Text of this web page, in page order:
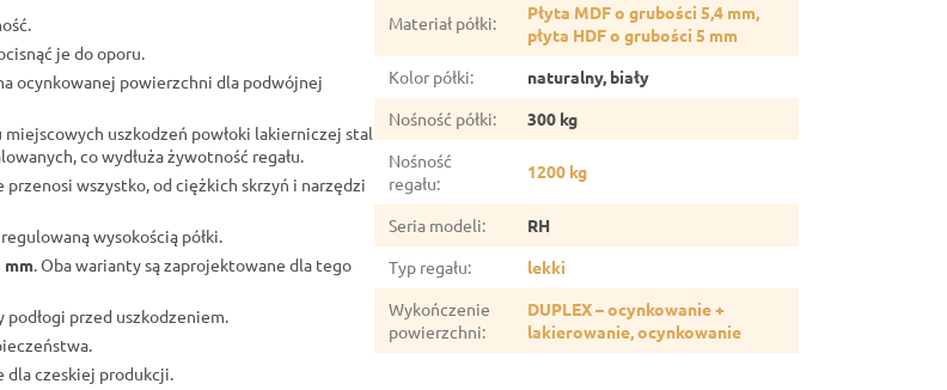
je do oporu.
ocynkowanej powierzchni dla podwójnej
uszkodzeń powłoki lakierniczej stal
co wydłuża żywotność regału.
przenosi wszystko, od ciężkich skrzyń i narzędzi
wysokością półki.
mm. Oba warianty są zaprojektowane dla tego
podłogi przed uszkodzeniem.
dla czeskiej produkcji.
Materiał półki:
Płyta MDF o grubości 5,4 mm,
płyta HDF o grubości 5 mm
Kolor półki:
naturalny, biały
Nośność półki:
300 kg
Nośność
regału:
1200 kg
Seria modeli:
RH
Typ regału:
lekki
Wykończenie
powierzchni:
DUPLEX – ocynkowanie +
lakierowanie, ocynkowanie